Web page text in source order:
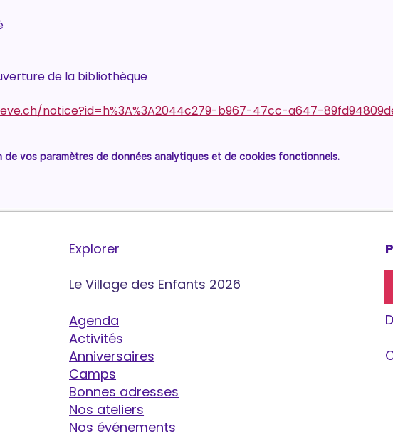
de la bibliothèque
notice?id=h%3A%3A2044c279-b967-47cc-a647-
vos paramètres de données analytiques et de cookies fonctionnels.
Explorer
Le Village des Enfants 2026
Agenda
Activités
Anniversaires
Camps
Bonnes adresses
Nos ateliers
Nos événements